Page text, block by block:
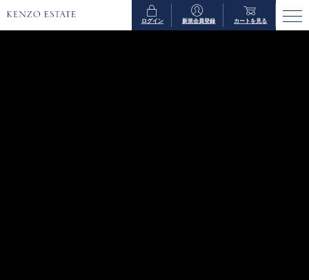
ログイン 新規会員登録 カートを見る